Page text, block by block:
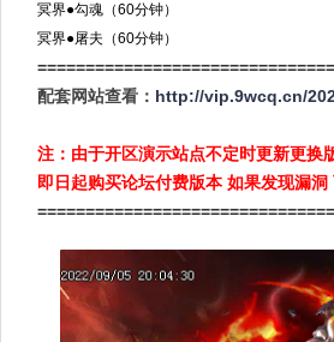
冥界●勾魂（60分钟）
冥界●屠夫（60分钟）
配套网站查看： http://vip.9wcq.cn/
注：由于开区演示站点不定时更新更换
即日起购买论坛付费版本 如果发现漏